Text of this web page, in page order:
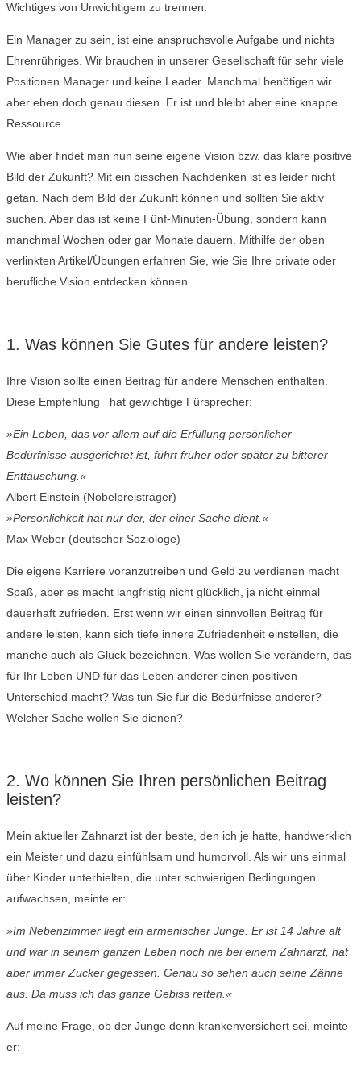
Wichtiges von Unwichtigem zu trennen.
Ein Manager zu sein, ist eine anspruchsvolle Aufgabe und nichts
Ehrenrühriges. Wir brauchen in unserer Gesellschaft für sehr viele
Positionen Manager und keine Leader. Manchmal benötigen wir
aber eben doch genau diesen. Er ist und bleibt aber eine knappe
Ressource.
Wie aber findet man nun seine eigene Vision bzw. das klare positive
Bild der Zukunft? Mit ein bisschen Nachdenken ist es leider nicht
getan. Nach dem Bild der Zukunft können und sollten Sie aktiv
suchen. Aber das ist keine Fünf-Minuten-Übung, sondern kann
manchmal Wochen oder gar Monate dauern. Mithilfe der oben
verlinkten Artikel/Übungen erfahren Sie, wie Sie Ihre private oder
berufliche Vision entdecken können.
1. Was können Sie Gutes für andere leisten?
Ihre Vision sollte einen Beitrag für andere Menschen enthalten.
Diese Empfehlung hat gewichtige Fürsprecher:
»Ein Leben, das vor allem auf die Erfüllung persönlicher
Bedürfnisse ausgerichtet ist, führt früher oder später zu bitterer
Enttäuschung.«
Albert Einstein (Nobelpreisträger)
»Persönlichkeit hat nur der, der einer Sache dient.«
Max Weber (deutscher Soziologe)
Die eigene Karriere voranzutreiben und Geld zu verdienen macht
Spaß, aber es macht langfristig nicht glücklich, ja nicht einmal
dauerhaft zufrieden. Erst wenn wir einen sinnvollen Beitrag für
andere leisten, kann sich tiefe innere Zufriedenheit einstellen, die
manche auch als Glück bezeichnen. Was wollen Sie verändern, das
für Ihr Leben UND für das Leben anderer einen positiven
Unterschied macht? Was tun Sie für die Bedürfnisse anderer?
Welcher Sache wollen Sie dienen?
2. Wo können Sie Ihren persönlichen Beitrag
leisten?
Mein aktueller Zahnarzt ist der beste, den ich je hatte, handwerklich
ein Meister und dazu einfühlsam und humorvoll. Als wir uns einmal
über Kinder unterhielten, die unter schwierigen Bedingungen
aufwachsen, meinte er:
»Im Nebenzimmer liegt ein armenischer Junge. Er ist 14 Jahre alt
und war in seinem ganzen Leben noch nie bei einem Zahnarzt, hat
aber immer Zucker gegessen. Genau so sehen auch seine Zähne
aus. Da muss ich das ganze Gebiss retten.«
Auf meine Frage, ob der Junge denn krankenversichert sei, meinte
er: